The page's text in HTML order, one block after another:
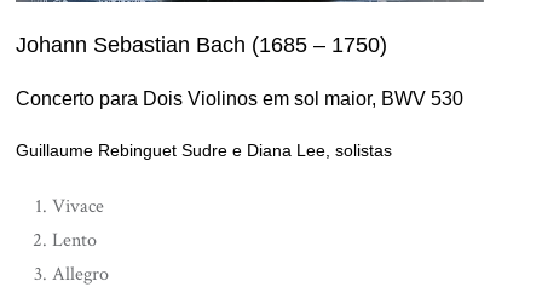
Johann Sebastian Bach (1685 – 1750)
Concerto para Dois Violinos em sol maior, BWV 530
Guillaume Rebinguet Sudre e Diana Lee, solistas
Vivace
Lento
Allegro